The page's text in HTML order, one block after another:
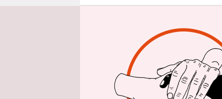
I n
Schulz
und
nicht gut